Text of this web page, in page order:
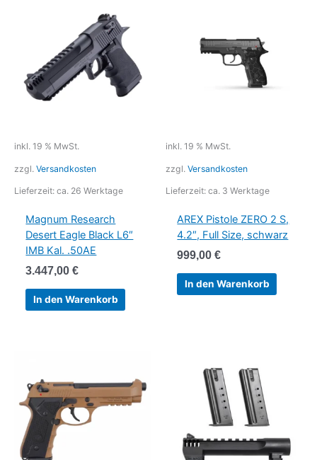
inkl. 19 % MwSt.
zzgl. Versandkosten
Lieferzeit: ca. 26 Werktage
Magnum Research
Desert Eagle Black L6″
IMB Kal. .50AE
3.447,00€
In den Warenkorb
inkl. 19 % MwSt.
zzgl. Versandkosten
Lieferzeit: ca. 3 Werktage
AREX Pistole ZERO 2 S,
4.2″, Full Size, schwarz
999,00€
In den Warenkorb